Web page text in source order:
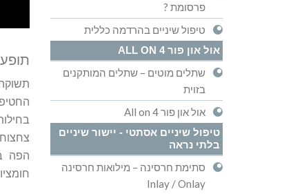
פרסומת ?
טיפול שיניים בהרדמה כללית
אול און פור ALL ON 4
שתלים מוטים – שתלים המותקנים
בזוית
אול און פור All on 4
טיפול שיניים אסתטי - יישור שיניים
בלתי נראה
סתימת חרסינה – מילואות חרסינה
Inlay / Onlay